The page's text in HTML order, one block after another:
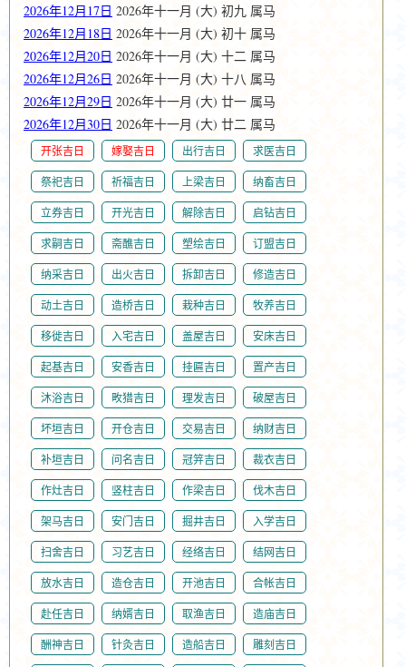
2026年12月17日 2026年十一月 (大) 初九 属马
2026年12月18日 2026年十一月 (大) 初十 属马
2026年12月20日 2026年十一月 (大) 十二 属马
2026年12月26日 2026年十一月 (大) 十八 属马
2026年12月29日 2026年十一月 (大) 廿一 属马
2026年12月30日 2026年十一月 (大) 廿二 属马
开张吉日 嫁娶吉日 出行吉日 求医吉日
祭祀吉日 祈福吉日 上梁吉日 纳畜吉日
立券吉日 开光吉日 解除吉日 启钻吉日
求嗣吉日 斋醮吉日 塑绘吉日 订盟吉日
纳采吉日 出火吉日 拆卸吉日 修造吉日
动土吉日 造桥吉日 栽种吉日 牧养吉日
移徙吉日 入宅吉日 盖屋吉日 安床吉日
起基吉日 安香吉日 挂匾吉日 置产吉日
沐浴吉日 畋猎吉日 理发吉日 破屋吉日
坏垣吉日 开仓吉日 交易吉日 纳财吉日
补垣吉日 问名吉日 冠笄吉日 裁衣吉日
作灶吉日 竖柱吉日 作梁吉日 伐木吉日
架马吉日 安门吉日 掘井吉日 入学吉日
扫舍吉日 习艺吉日 经络吉日 结网吉日
放水吉日 造仓吉日 开池吉日 合帐吉日
赴任吉日 纳婿吉日 取渔吉日 造庙吉日
酬神吉日 针灸吉日 造船吉日 雕刻吉日